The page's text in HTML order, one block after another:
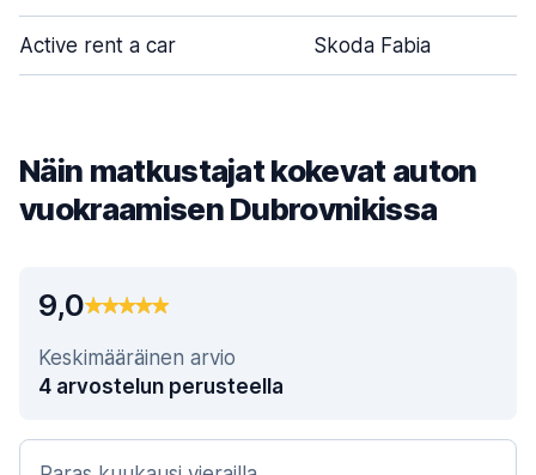
Active rent a car Skoda Fabia
Näin matkustajat kokevat auton
vuokraamisen Dubrovnikissa
9,0
Keskimääräinen arvio
4 arvostelun perusteella